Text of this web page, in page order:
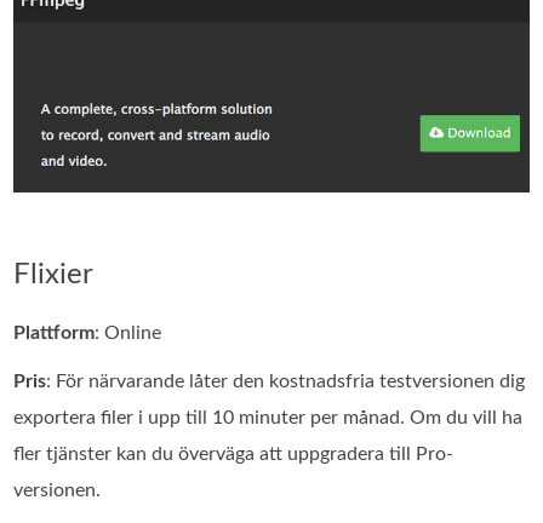
Flixier
Plattform: Online
Pris: För närvarande låter den kostnadsfria testversionen dig
exportera filer i upp till 10 minuter per månad. Om du vill ha
fler tjänster kan du överväga att uppgradera till Pro-
versionen.